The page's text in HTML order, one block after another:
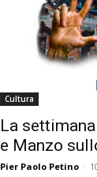
Cultura
La
e Manzo
Pier Paolo Petino -